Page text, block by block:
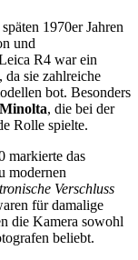
1970er Jahren
und
R4 war ein
sie zahlreiche
bot. Besonders
, die bei der
Rolle spielte.
markierte das
modernen
Verschluss
für damalige
die Kamera sowohl
beliebt.